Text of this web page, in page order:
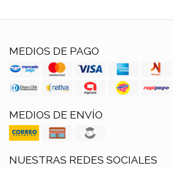
MEDIOS DE PAGO
MEDIOS DE ENVÍO
NUESTRAS REDES SOCIALES